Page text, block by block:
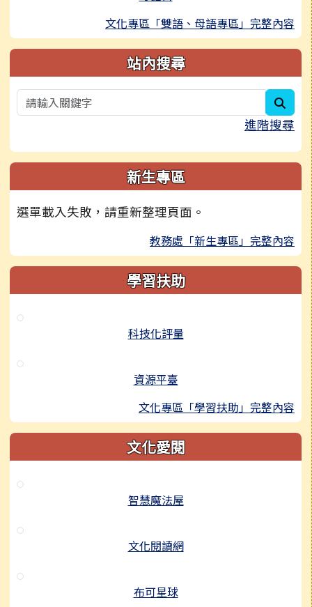
文化專區「雙語、母語專區」完整內容
站內搜尋
進階搜尋
新生專區
選單載入失敗，請重新整理頁面。
教務處「新生專區」完整內容
學習扶助
科技化評量
資源平臺
文化專區「學習扶助」完整內容
文化愛閱
智慧魔法屋
文化閱讀網
布可星球